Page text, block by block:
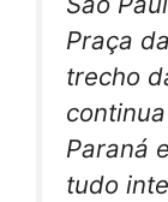
Praça
trecho
Paraná
tudo